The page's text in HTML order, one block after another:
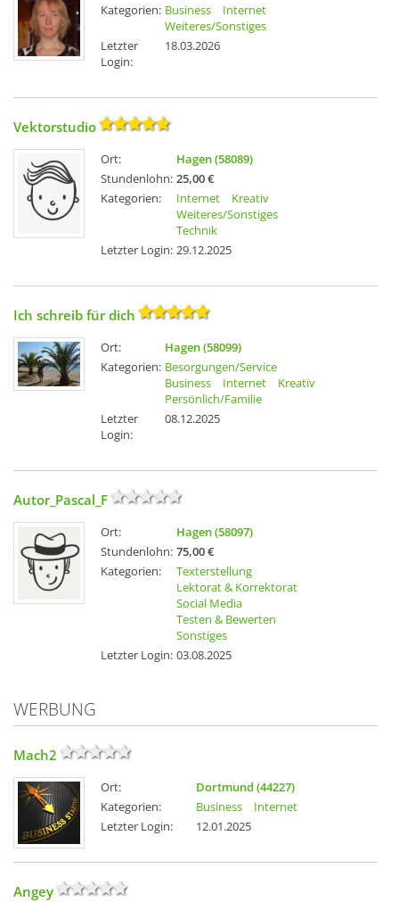
Kategorien: Business
Internet
Weiteres/Sonstiges
Letzter
Login:
18.03.2026
Vektorstudio
Ort:
Hagen (58089)
Stundenlohn: 25,00 €
Kategorien:
Internet
Kreativ
Weiteres/Sonstiges
Technik
Letzter Login: 29.12.2025
Ich schreib für dich
Ort:
Hagen (58099)
Kategorien: Besorgungen/Service
Business
Internet
Kreativ
Persönlich/Familie
Letzter
Login:
08.12.2025
Autor_Pascal_F
Ort:
Hagen (58097)
Stundenlohn: 75,00 €
Kategorien:
Texterstellung
Lektorat & Korrektorat
Social Media
Testen & Bewerten
Sonstiges
Letzter Login: 03.08.2025
WERBUNG
Mach2
Ort:
Dortmund (44227)
Kategorien:
Business
Internet
Letzter Login:
12.01.2025
Angey